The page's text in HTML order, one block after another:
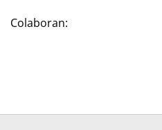
Colaboran: